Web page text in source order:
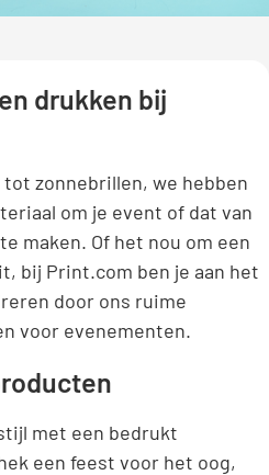
drukken bij
zonnebrillen, we hebben
om je event of dat van
maken. Of het nou om een
bij Print.com ben je aan het
door ons ruime
voor evenementen.
met een bedrukt
een feest voor het oog,